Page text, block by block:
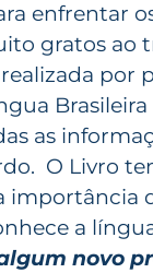
enfrentar
gratos ao
por
Brasileira
as
O Livro
importância
a
novo